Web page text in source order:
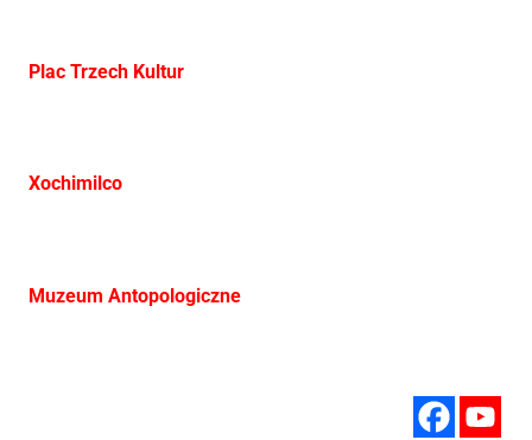
Plac Trzech Kultur
Xochimilco
Muzeum Antopologiczne